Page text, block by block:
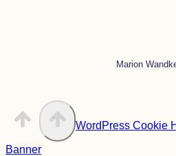
Marion
WordPress Cookie
Banner